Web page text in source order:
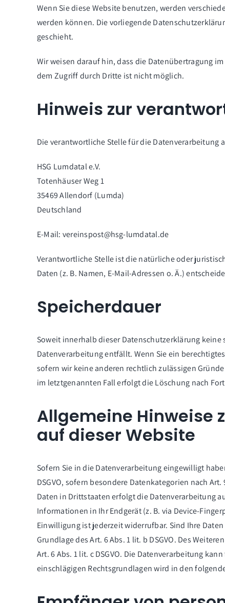
Wenn Sie diese Website benutzen, werden
werden können. Die vorliegende
geschieht.
Wir weisen darauf hin, dass die Datenübertragung
dem Zugriff durch Dritte ist nicht möglich.
Hinweis zur
Die verantwortliche Stelle für die Datenverarbeitung
HSG Lumdatal e.V.
Totenhäuser Weg 1
35469 Allendorf (Lumda)
Deutschland
E-Mail: vereinspost@hsg-lumdatal.de
Verantwortliche Stelle ist die natürliche oder
Daten (z. B. Namen, E-Mail-Adressen o. Ä.)
Speicherdauer
Soweit innerhalb dieser Datenschutzerklärung
Datenverarbeitung entfällt. Wenn Sie ein
sofern wir keine anderen rechtlich zulässigen
im letztgenannten Fall erfolgt die Löschung nach
Allgemeine Hinweise
auf dieser Website
Sofern Sie in die Datenverarbeitung eingewilligt
DSGVO, sofern besondere Datenkategorien nach
Daten in Drittstaaten erfolgt die Datenverarbeitung
Informationen in Ihr Endgerät (z. B. via Device-
Einwilligung ist jederzeit widerrufbar. Sind Ihre
Grundlage des Art. 6 Abs. 1 lit. b DSGVO. Des
Art. 6 Abs. 1 lit. c DSGVO. Die Datenverarbeitung
einschlägigen Rechtsgrundlagen wird in den